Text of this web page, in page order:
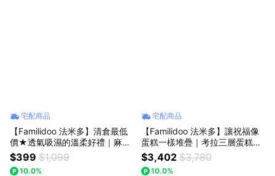
宅配商品
【Familidoo 法米多】清倉最低
價★透氣吸濕的溫柔好禮｜麻賽
爾纖維口水巾禮品袋 [背巾肩護
套+背巾口水巾+小圍兜]
$399 $1,099
10.0%
宅配商品
【Familidoo 法米多】讓祝福像
蛋糕一樣堆疊｜考拉三層蛋糕造
型尿布塔 [粉色]
$3,402 $3,780
10.0%